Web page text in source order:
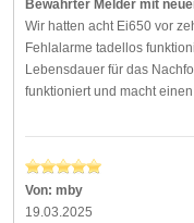
Bewährter Melder mit
Wir hatten acht Ei650 vor
Fehlalarme tadellos
Lebensdauer für das
funktioniert und macht
Von: mby
19.03.2025